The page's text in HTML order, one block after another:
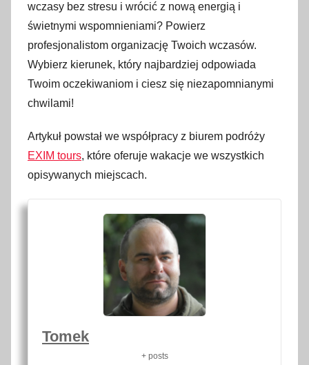
wczasy bez stresu i wrócić z nową energią i
świetnymi wspomnieniami? Powierz
profesjonalistom organizację Twoich wczasów.
Wybierz kierunek, który najbardziej odpowiada
Twoim oczekiwaniom i ciesz się niezapomnianymi
chwilami!
Artykuł powstał we współpracy z biurem podróży
EXIM tours, które oferuje wakacje we wszystkich
opisywanych miejscach.
Tomek
+ posts